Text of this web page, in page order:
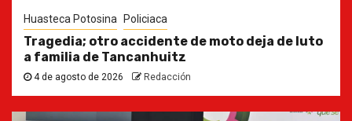
Huasteca Potosina Policiaca
Tragedia; otro accidente de moto deja de luto
a familia de Tancanhuitz
4 de agosto de 2026 Redacción